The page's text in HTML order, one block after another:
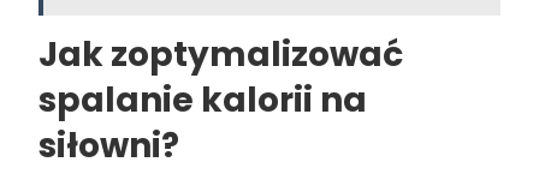
Jak zoptymalizować
spalanie kalorii na
siłowni?